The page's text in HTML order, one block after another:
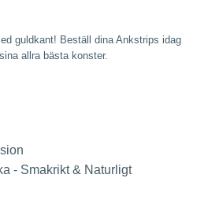
guldkant! Beställ dina Ankstrips idag
allra bästa konster.